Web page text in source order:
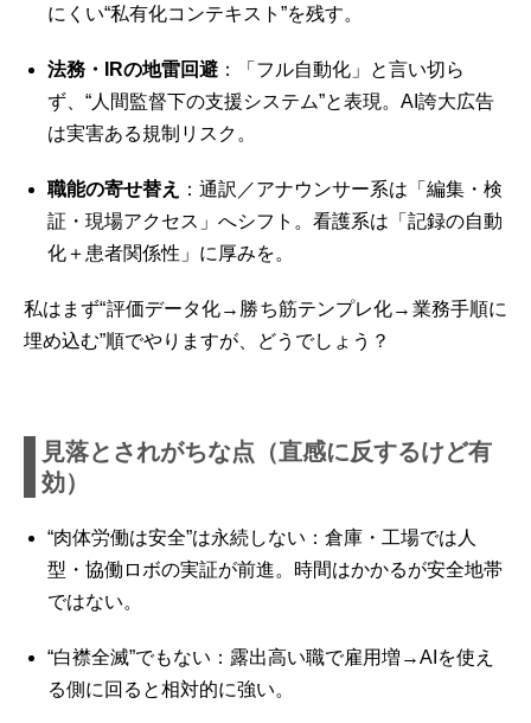
にくい“私有化コンテキスト”を残す。
法務・IRの地雷回避 ：「フル自動化」と言い切ら
ず、“人間監督下の支援システム”と表現。AI誇大広告
は実害ある規制リスク。
職能の寄せ替え
：通訳／アナウンサー系は「編集・検
証・現場アクセス」へシフト。看護系は「記録の自動
化＋患者関係性」に厚みを。
私はまず“評価データ化→勝ち筋テンプレ化→業務手順に
埋め込む”順でやりますが、どうでしょう？
見落とされがちな点（直感に反するけど有
効）
“肉体労働は安全”は永続しない：倉庫・工場では人
型・協働ロボの実証が前進。時間はかかるが安全地帯
ではない。
“白襟全滅”でもない：露出高い職で雇用増→AIを使え
る側に回ると相対的に強い。